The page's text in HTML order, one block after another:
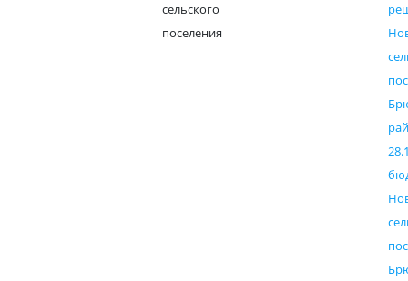
сельского
поселения